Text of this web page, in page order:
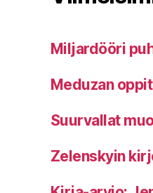
Miljardööri
Meduzan
Suurvallat
Zelenskyin